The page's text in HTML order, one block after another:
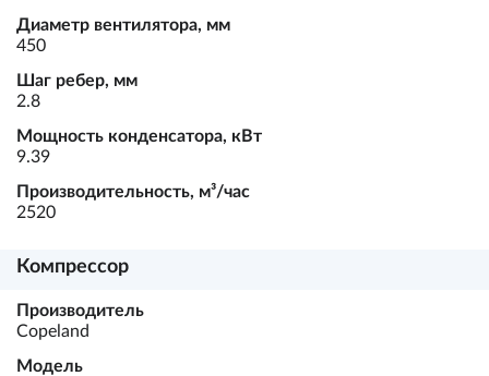
Диаметр вентилятора, мм
450
Шаг ребер, мм
2.8
Мощность конденсатора, кВт
9.39
Производительность, м³/час
2520
Компрессор
Производитель
Copeland
Модель